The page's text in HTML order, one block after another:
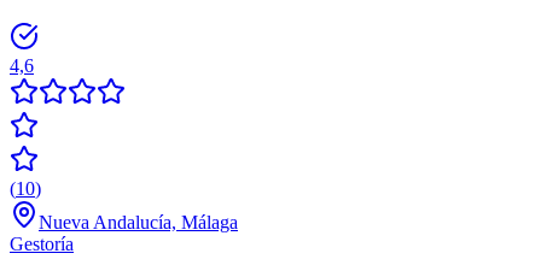
4,6
(10)
Nueva Andalucía, Málaga
Gestoría